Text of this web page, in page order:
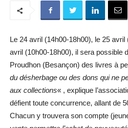
Le 24 avril (14h00-18h00), le 25
avril (10h00-18h00), il sera possible
Proudhon (Besançon) des livres à
du désherbage ou des dons qui ne
aux collections« , explique
défient toute concurrence, allant de
Chacun y trouvera son compte